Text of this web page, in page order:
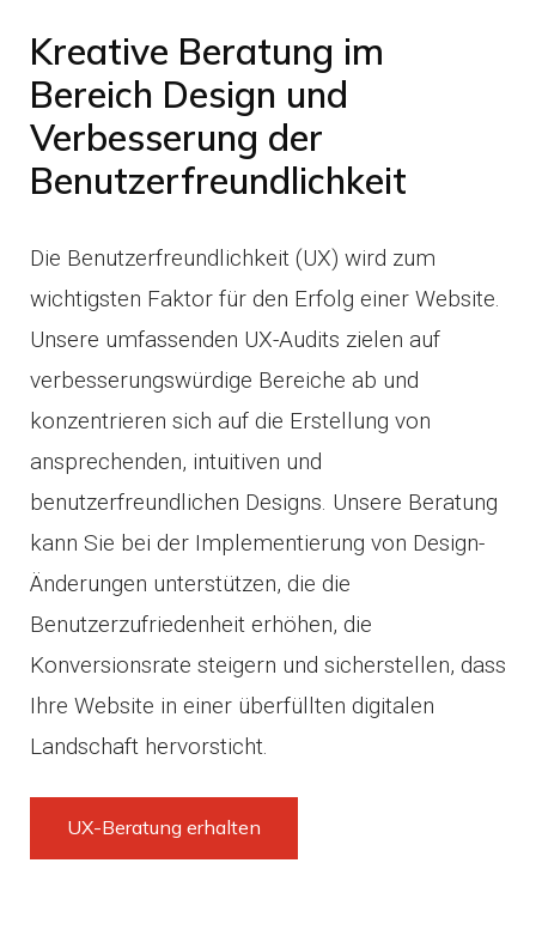
Kreative Beratung im
Bereich Design und
Verbesserung der
Benutzerfreundlichkeit
Die Benutzerfreundlichkeit (UX) wird zum
wichtigsten Faktor für den Erfolg einer Website.
Unsere umfassenden UX-Audits zielen auf
verbesserungswürdige Bereiche ab und
konzentrieren sich auf die Erstellung von
ansprechenden, intuitiven und
benutzerfreundlichen Designs. Unsere Beratung
kann Sie bei der Implementierung von Design-
Änderungen unterstützen, die die
Benutzerzufriedenheit erhöhen, die
Konversionsrate steigern und sicherstellen, dass
Ihre Website in einer überfüllten digitalen
Landschaft hervorsticht.
UX-Beratung erhalten